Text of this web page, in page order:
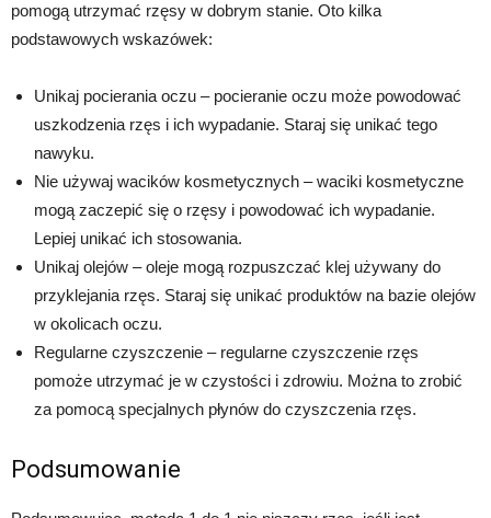
pomogą utrzymać rzęsy w dobrym stanie. Oto kilka
podstawowych wskazówek:
Unikaj pocierania oczu – pocieranie oczu może powodować
uszkodzenia rzęs i ich wypadanie. Staraj się unikać tego
nawyku.
Nie używaj wacików kosmetycznych – waciki kosmetyczne
mogą zaczepić się o rzęsy i powodować ich wypadanie.
Lepiej unikać ich stosowania.
Unikaj olejów – oleje mogą rozpuszczać klej używany do
przyklejania rzęs. Staraj się unikać produktów na bazie olejów
w okolicach oczu.
Regularne czyszczenie – regularne czyszczenie rzęs
pomoże utrzymać je w czystości i zdrowiu. Można to zrobić
za pomocą specjalnych płynów do czyszczenia rzęs.
Podsumowanie